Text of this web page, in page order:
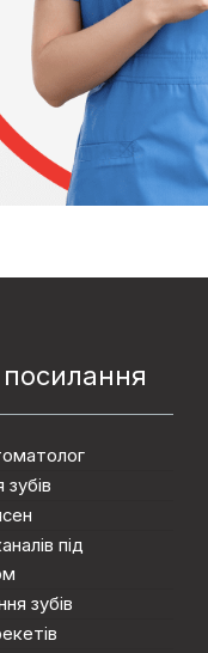
посилання
зубів
під
зубiв